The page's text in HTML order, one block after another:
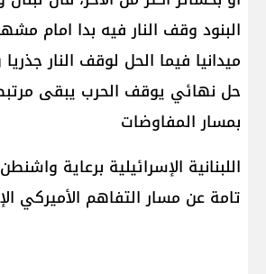
البنود وقف النار فيه بدا امام
ميدانيا فيما الحل لوقف النار
حل نهائي يوقف الحرب يبقى
بمسار المفاوضات
اللبنانية الإسرائيلية برعاية
تامة عن مسار التفاهم الأميركي